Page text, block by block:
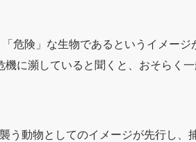
危険」な生物であるというイメー
に瀕していると聞くと、おそらく
う動物としてのイメージが先行し